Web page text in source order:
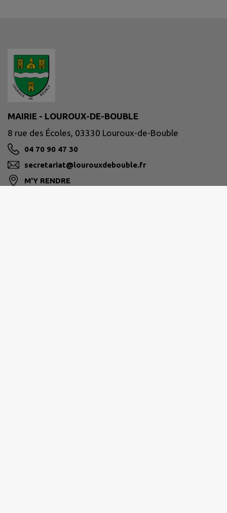
MAIRIE - LOUROUX-DE-BOUBLE
8 rue des Écoles, 03330 Louroux-de-Bouble
04 70 90 47 30
secretariat@lourouxdebouble.fr
M'Y RENDRE